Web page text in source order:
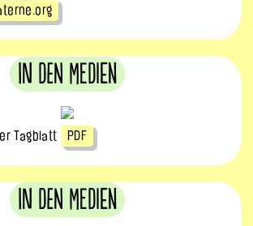
In den Medien
Tagblatt PDF
In den Medien